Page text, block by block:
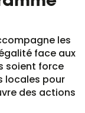
les
face aux
soient force
locales pour
des actions